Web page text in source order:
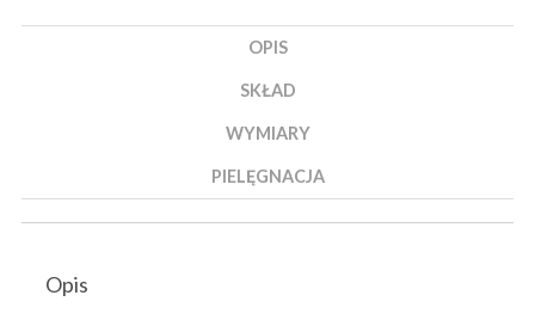
OPIS
SKŁAD
WYMIARY
PIELĘGNACJA
Opis